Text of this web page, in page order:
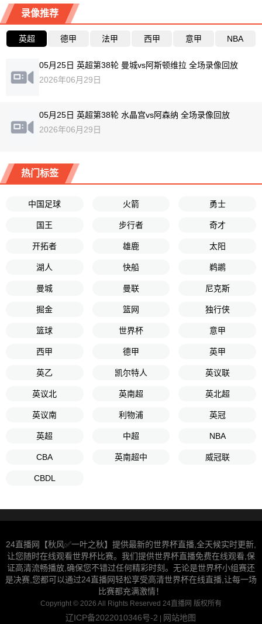
录像推荐
英超 德甲 法甲 西甲 意甲 NBA
05月25日 英超第38轮 曼城vs阿斯顿维拉 全场录像回放
2026年06月29日
05月25日 英超第38轮 水晶宫vs阿森纳 全场录像回放
2026年06月29日
热门标签
中国足球 火箭 勇士
国王 步行者 奇才
开拓者 雄鹿 太阳
湖人 快船 鹈鹕
曼城 曼联 尼克斯
掘金 篮网 独行侠
篮球 世界杯 意甲
西甲 德甲 英甲
英乙 凯尔特人 英议联
英议北 英南超 英北超
英议南 利物浦 英冠
英超 中超 NBA
CBA 英南超中 威冠联
CBDL
24直播网【秋风✅一叶之秋】提供最新的世界杯直播,全天候实时更新,
让您随时在线观看世界杯比赛。我们提供世界杯直播免费在线观看,保
证高清流畅播放,确保您不错过任何精彩时刻。无论是世界杯小组赛还
是决赛,您都可以通过24直播网轻松享受高清世界杯在线直播,让每一场
比赛都充满激情！
Copyright © 2026 All Rights Reserved 24直播网 版权所有
辽ICP备2022010346号-2 网站地图